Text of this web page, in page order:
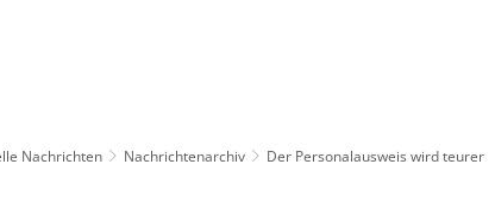
Nachrichten Nachrichtenarchiv Der Personalausweis wird teurer